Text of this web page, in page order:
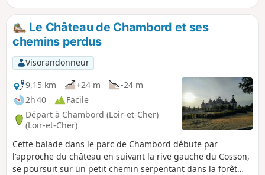
au travers des champs cultivés, des bois ou dans la
végétation associée au Cosson, la "ripisylve".
Le Château de Chambord et ses
chemins perdus
Visorandonneur
9,15 km
+24 m
-24 m
2h 40
Facile
Départ à Chambord (Loir-et-Cher)
(Loir-et-Cher)
Cette balade dans le parc de Chambord débute par
l'approche du château en suivant la rive gauche du Cosson,
se poursuit sur un petit chemin serpentant dans la forêt